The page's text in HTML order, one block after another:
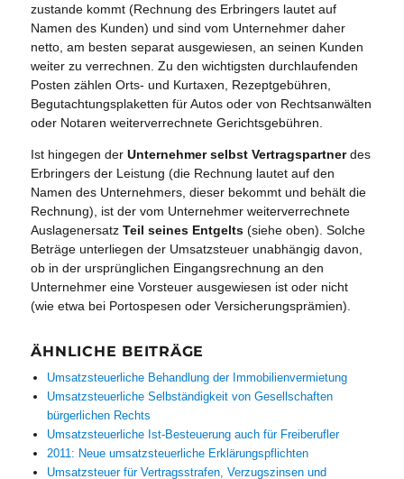
zustande kommt (Rechnung des Erbringers lautet auf
Namen des Kunden) und sind vom Unternehmer daher
netto, am besten separat ausgewiesen, an seinen Kunden
weiter zu verrechnen. Zu den wichtigsten durchlaufenden
Posten zählen Orts- und Kurtaxen, Rezeptgebühren,
Begutachtungsplaketten für Autos oder von Rechtsanwälten
oder Notaren weiterverrechnete Gerichtsgebühren.
Ist hingegen derUnternehmer selbst Vertragspartnerdes
Erbringers der Leistung (die Rechnung lautet auf den
Namen des Unternehmers, dieser bekommt und behält die
Rechnung), ist der vom Unternehmer weiterverrechnete
AuslagenersatzTeil seines Entgelts (siehe oben). Solche
Beträge unterliegen der Umsatzsteuer unabhängig davon,
ob in der ursprünglichen Eingangsrechnung an den
Unternehmer eine Vorsteuer ausgewiesen ist oder nicht
(wie etwa bei Portospesen oder Versicherungsprämien).
ÄHNLICHE BEITRÄGE
Umsatzsteuerliche Behandlung der Immobilienvermietung
Umsatzsteuerliche Selbständigkeit von Gesellschaften
bürgerlichen Rechts
Umsatzsteuerliche Ist-Besteuerung auch für Freiberufler
2011: Neue umsatzsteuerliche Erklärungspflichten
Umsatzsteuer für Vertragsstrafen, Verzugszinsen und